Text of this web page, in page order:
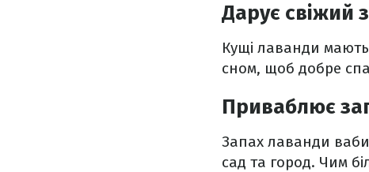
Дарує свіжий
Кущі лаванди
сном, щоб добре
Приваблює
Запах лаванди
сад та город. Чим